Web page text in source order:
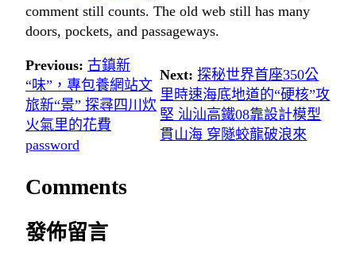
comment still counts. The old web still has many
doors, pockets, and passageways.
Previous: 古鎮新
“味”，專包養網站文
旅新“景” 探尋四川炊
火氣里的花費
password
Next: 探秘世界首座350公
里時速海底地道的“硬核”攻
堅 汕汕高鐵08靠設計模型
貫山海 穿隧蛟龍破浪來
Comments
發佈留言